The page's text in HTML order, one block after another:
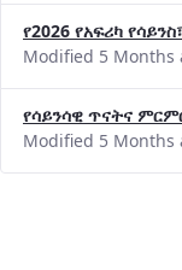
Modified 5 Months
የሳይንሳዊ ጥናትና
Modified 5 Months